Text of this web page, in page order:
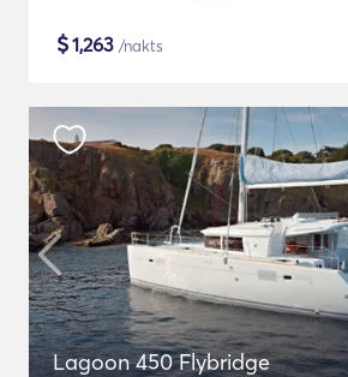
$1,263 /nakts
Lagoon 450 Flybridge